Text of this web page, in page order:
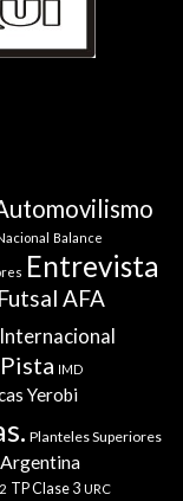
Balance
Entrevista
Futsal AFA
IMD
Yerobi
Planteles Superiores
TP Clase 3 URC